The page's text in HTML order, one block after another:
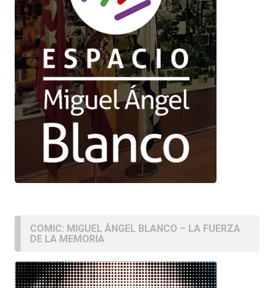
COMIC: MIGUEL ÁNGEL BLANCO – LA FUERZA
DE LA MEMORIA